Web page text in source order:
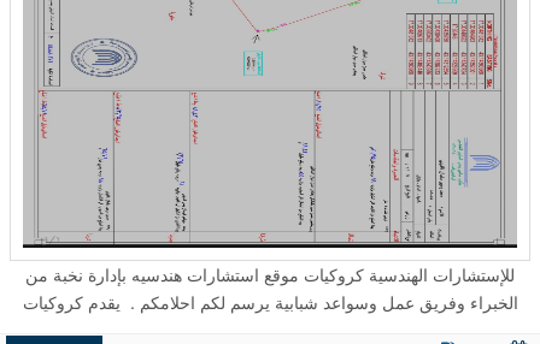
للإستشارات الهندسية كروكيات موقع استشارات هندسيه بإدارة نخبة من
الخبراء وفريق عمل وسواعد شبابية يرسم لكم احلامكم . يقدم كروكيات